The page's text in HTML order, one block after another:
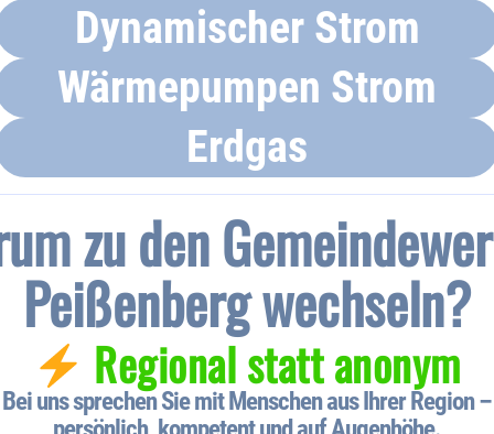
Dynamischer Strom
Wärmepumpen Strom
Erdgas
zu den
Peißenberg wechseln?
Regional statt anonym
Bei uns sprechen Sie mit Menschen aus Ihrer Region –